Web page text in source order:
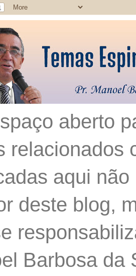
aberto
relacionados
aqui
deste blog,
Barbosa da